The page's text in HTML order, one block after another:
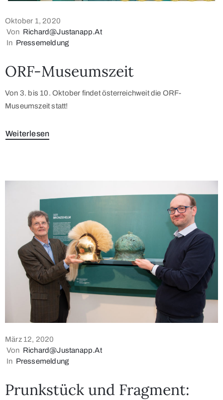
Oktober 1, 2020
Von Richard@justanapp.at
In Pressemeldung
ORF-Museumszeit
Von 3. bis 10. Oktober findet österreichweit die ORF-
Museumszeit statt!
Weiterlesen
März 12, 2020
Von Richard@justanapp.at
In Pressemeldung
Prunkstück und Fragment: